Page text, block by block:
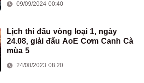
09/09/2024 00:40
Lịch thi đấu vòng loại 1, ngày
24.08, giải đấu AoE Cơm Canh Cà
mùa 5
24/08/2023 08:20